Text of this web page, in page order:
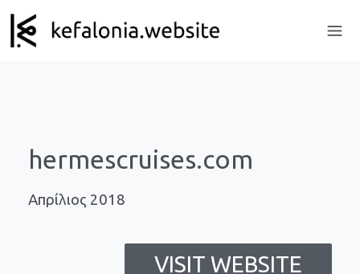
hermescruises.com
Απρίλιος 2018
VISIT WEBSITE